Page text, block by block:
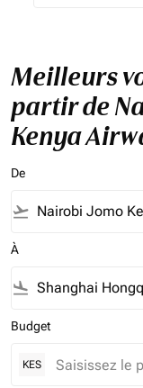
Meilleurs
partir de
Kenya
De
flight_takeoff
À
flight_land
Budget
KES